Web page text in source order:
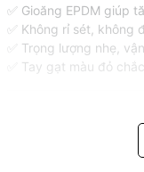
✅ Gioăng EPDM giúp
✅ Không rỉ sét, không
✅ Trọng lượng nhẹ,
✅ Tay gạt màu đỏ
📋 Cấu